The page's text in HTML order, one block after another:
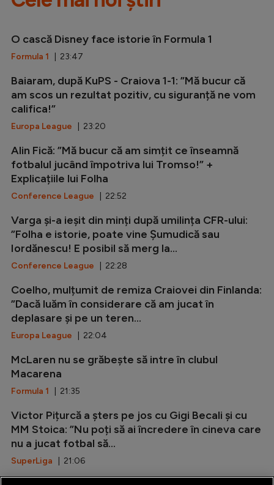
O cască Disney face istorie în Formula 1
Formula 1 | 23:47
Baiaram, după KuPS - Craiova 1-1: ”Mă bucur că
am scos un rezultat pozitiv, cu siguranță ne vom
califica!”
Europa League | 23:20
Alin Fică: ”Mă bucur că am simțit ce înseamnă
fotbalul jucând împotriva lui Tromso!” +
Explicațiile lui Folha
Conference League | 22:52
Varga și-a ieșit din minți după umilința CFR-ului:
”Folha e istorie, poate vine Șumudică sau
Iordănescu! E posibil să merg la...
Conference League | 22:28
Coelho, mulțumit de remiza Craiovei din Finlanda:
”Dacă luăm în considerare că am jucat în
deplasare și pe un teren...
Europa League | 22:04
McLaren nu se grăbește să intre în clubul
Macarena
Formula 1 | 21:35
Victor Pițurcă a șters pe jos cu Gigi Becali și cu
MM Stoica: ”Nu poți să ai încredere în cineva care
nu a jucat fotbal să...
SuperLiga | 21:06